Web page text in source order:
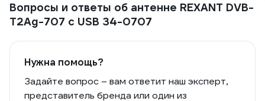
Вопросы и ответы об антенне REXANT DVB-
T2Ag-707 с USB 34-0707
Нужна помощь?
Задайте вопрос – вам ответит наш эксперт,
представитель бренда или один из